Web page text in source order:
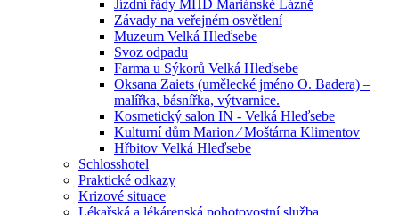
Jízdní řády MHD Mariánské Lázně
Závady na veřejném osvětlení
Muzeum Velká Hleďsebe
Svoz odpadu
Farma u Sýkorů Velká Hleďsebe
Oksana Zaiets (umělecké jméno O. Badera) –
malířka, básnířka, výtvarnice.
Kosmetický salon IN - Velká Hleďsebe
Kulturní dům Marion ⁄ Moštárna Klimentov
Hřbitov Velká Hleďsebe
Schlosshotel
Praktické odkazy
Krizové situace
Lékařská a lékárenská pohotovostní služba